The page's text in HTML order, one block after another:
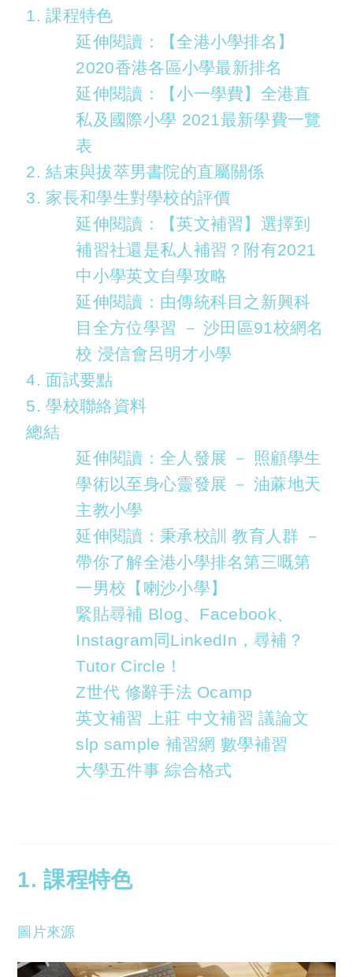
1. 課程特色
延伸閱讀：【全港小學排名】
2020香港各區小學最新排名
延伸閱讀：【小一學費】全港直
私及國際小學 2021最新學費一覽
表
2. 結束與拔萃男書院的直屬關係
3. 家長和學生對學校的評價
延伸閱讀：【英文補習】選擇到
補習社還是私人補習？附有2021
中小學英文自學攻略
延伸閱讀：由傳統科目之新興科
目全方位學習 － 沙田區91校網名
校 浸信會呂明才小學
4. 面試要點
5. 學校聯絡資料
總結
延伸閱讀：全人發展 － 照顧學生
學術以至身心靈發展 － 油蔴地天
主教小學
延伸閱讀：秉承校訓 教育人群 －
帶你了解全港小學排名第三嘅第
一男校【喇沙小學】
緊貼尋補 Blog、Facebook、
Instagram同LinkedIn，尋補？
Tutor Circle！
Z世代 修辭手法 Ocamp
英文補習 上莊 中文補習 議論文
slp sample 補習網 數學補習
大學五件事 綜合格式
1. 課程特色
圖片來源